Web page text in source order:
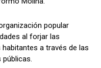
popular
al forjar las
a través de las